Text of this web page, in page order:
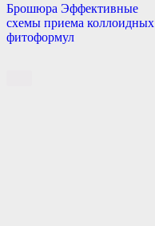
Брошюра Эффективные
схемы приема коллоидных
фитоформул